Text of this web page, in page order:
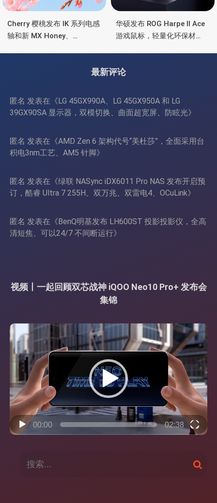
Cherry 樱桃发布 IK 系列电感
轴和新 MX Honey、
华硕发布 ROG Harpe II Ace
游戏鼠标，轻量化环保材
最新评论
匿名 发表在《LG 45GX990A、LG 45GX950A 和 LG
39GX90SA 显示器，双模切换、曲面超宽屏、防眩光》
匿名 发表在《AMD Zen 6 架构代号“美杜莎”，全面采用台
积电3nm工艺、AM5 针脚》
匿名 发表在《绿联 NASync iDX6011 Pro NAS 发布开启预
订，酷睿 Ultra 7 255H、双万兆、双雷电4、OCuLink》
匿名 发表在《BenQ明基发布 LH600ST 投影投影仪，全高
清短焦、可以24/7 不间断运行》
视频丨一起回顾双芯战神 iQOO Neo10 Pro+ 发布会
集锦
视
频
播
放
00:00 02:38
搜
索